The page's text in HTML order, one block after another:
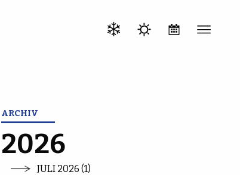
ARCHIV
2026
JULI 2026 (1)